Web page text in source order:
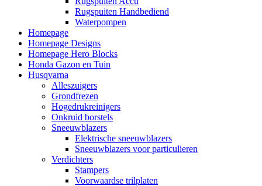
Rugspuiten Handbediend
Waterpompen
Homepage
Homepage Designs
Homepage Hero Blocks
Honda Gazon en Tuin
Husqvarna
Alleszuigers
Grondfrezen
Hogedrukreinigers
Onkruid borstels
Sneeuwblazers
Elektrische sneeuwblazers
Sneeuwblazers voor particulieren
Verdichters
Stampers
Voorwaardse trilplaten